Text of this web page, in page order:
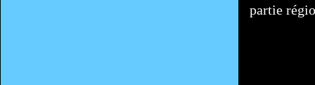
partie